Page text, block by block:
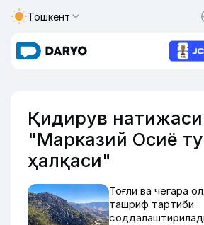
Тошкент
Қидирув натижаси
"Марказий Осиё
ҳалқаси"
Тоғли ва чегара
ташриф тартиби